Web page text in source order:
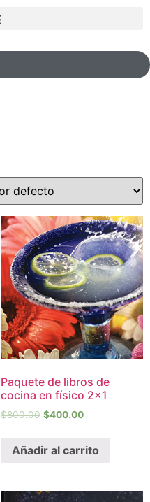
Paquete de libros de
cocina en físico 2×1
$800.00 $400.00
Añadir al carrito